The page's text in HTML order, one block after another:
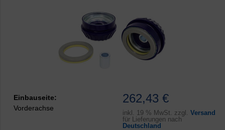
262,43 €
inkl. 19 % MwSt. zzgl. Versand
für Lieferungen nach
Deutschland
Einbauseite:
Vorderachse